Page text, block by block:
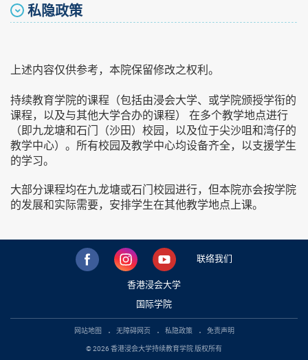
私隐政策
上述内容仅供参考，本院保留修改之权利。
持续教育学院的课程（包括由浸会大学、或学院颁授学衔的
课程，以及与其他大学合办的课程） 在多个教学地点进行
（即九龙塘和石门（沙田）校园，以及位于尖沙咀和湾仔的
教学中心）。所有校园及教学中心均设备齐全，以支援学生
的学习。
大部分课程均在九龙塘或石门校园进行，但本院亦会按学院
的发展和实际需要，安排学生在其他教学地点上课。
联络我们
香港浸会大学
国际学院
网站地图 无障碍网页 私隐政策
免责声明
© 2026 香港浸会大学持续教育学院 版权所有